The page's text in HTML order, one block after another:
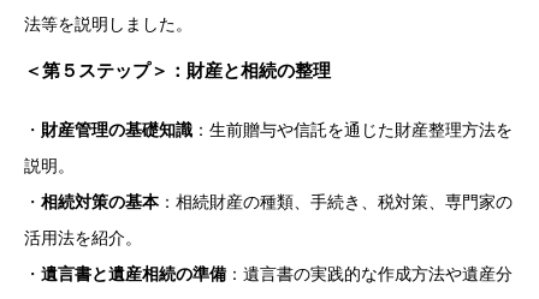
法等を説明しました。
＜第５ステップ＞：財産と相続の整理
・ 財産管理の基礎知識 ：生前贈与や信託を通じた財産整理方法を
説明。
・ 相続対策の基本：相続財産の種類、手続き、税対策、専門家の
活用法を紹介。
・ 遺言書と遺産相続の準備 ：遺言書の実践的な作成方法や遺産分